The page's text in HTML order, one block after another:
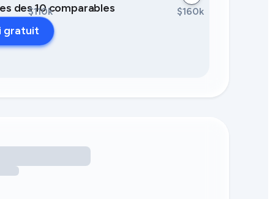
$110k $160k
des 10 comparables
gratuit